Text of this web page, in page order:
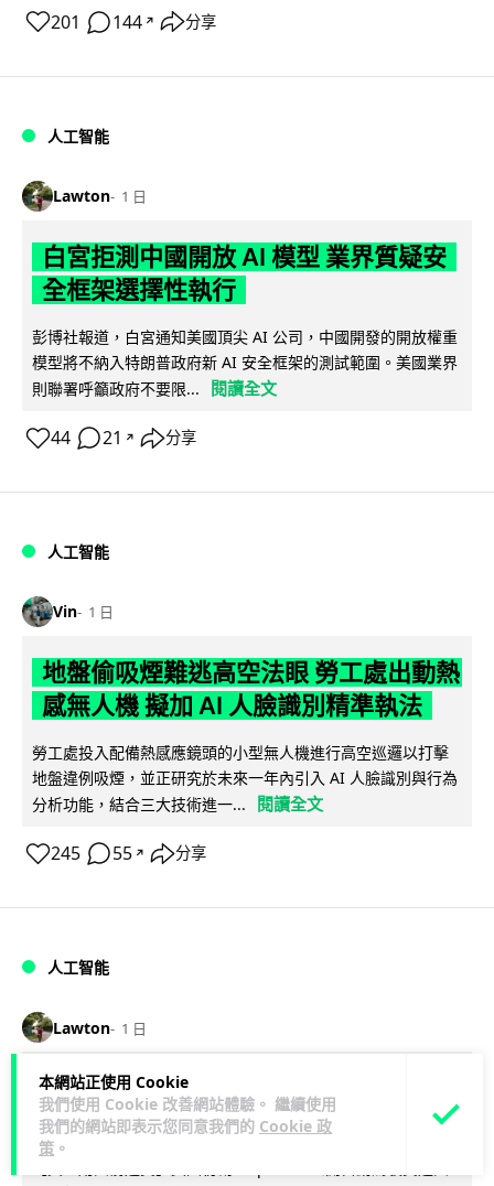
本網站正使用 Cookie
我們使用 Cookie 改善網站體驗。 繼續使用
我們的網站即表示您同意我們的 Cookie 政
策 。
201 144 ↗ 分享
人工智能
Lawton 1 日
白宮拒測中國開放 AI 模型 業界質疑安
全框架選擇性執行
彭博社報道，白宮通知美國頂尖 AI 公司，中國開發的開放權重
模型將不納入特朗普政府新 AI 安全框架的測試範圍。美國業界
則聯署呼籲政府不要限...
閱讀全文
44 21 ↗ 分享
人工智能
Vin 1 日
地盤偷吸煙難逃高空法眼 勞工處出動熱
感無人機 擬加 AI 人臉識別精準執法
勞工處投入配備熱感應鏡頭的小型無人機進行高空巡邏以打擊
地盤違例吸煙，並正研究於未來一年內引入 AI 人臉識別與行為
分析功能，結合三大技術進一...
閱讀全文
245 55 ↗ 分享
人工智能
Lawton 1 日
貨運火箭 沖繩飛台灣僅需 15 分鐘 Hop
Aero 將 550 磅貨物運送至 725 公里外